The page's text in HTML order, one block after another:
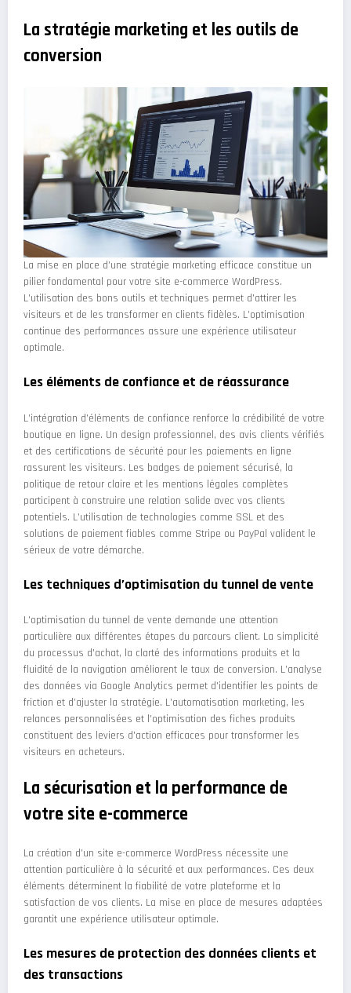
La stratégie marketing et les outils de
conversion
La mise en place d’une stratégie marketing efficace constitue un
pilier fondamental pour votre site e-commerce WordPress.
L’utilisation des bons outils et techniques permet d’attirer les
visiteurs et de les transformer en clients fidèles. L’optimisation
continue des performances assure une expérience utilisateur
optimale.
Les éléments de confiance et de réassurance
L’intégration d’éléments de confiance renforce la crédibilité de votre
boutique en ligne. Un design professionnel, des avis clients vérifiés
et des certifications de sécurité pour les paiements en ligne
rassurent les visiteurs. Les badges de paiement sécurisé, la
politique de retour claire et les mentions légales complètes
participent à construire une relation solide avec vos clients
potentiels. L’utilisation de technologies comme SSL et des
solutions de paiement fiables comme Stripe ou PayPal valident le
sérieux de votre démarche.
Les techniques d’optimisation du tunnel de vente
L’optimisation du tunnel de vente demande une attention
particulière aux différentes étapes du parcours client. La simplicité
du processus d’achat, la clarté des informations produits et la
fluidité de la navigation améliorent le taux de conversion. L’analyse
des données via Google Analytics permet d’identifier les points de
friction et d’ajuster la stratégie. L’automatisation marketing, les
relances personnalisées et l’optimisation des fiches produits
constituent des leviers d’action efficaces pour transformer les
visiteurs en acheteurs.
La sécurisation et la performance de
votre site e-commerce
La création d’un site e-commerce WordPress nécessite une
attention particulière à la sécurité et aux performances. Ces deux
éléments déterminent la fiabilité de votre plateforme et la
satisfaction de vos clients. La mise en place de mesures adaptées
garantit une expérience utilisateur optimale.
Les mesures de protection des données clients et
des transactions